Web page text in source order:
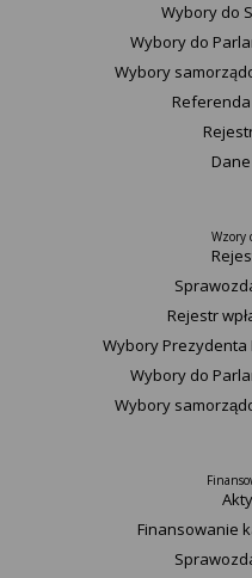
Wybory do
Wybory do
Wybory
Wzory
Rejestr
Wybory Prezydenta
Wybory do
Wybory
Finansowanie